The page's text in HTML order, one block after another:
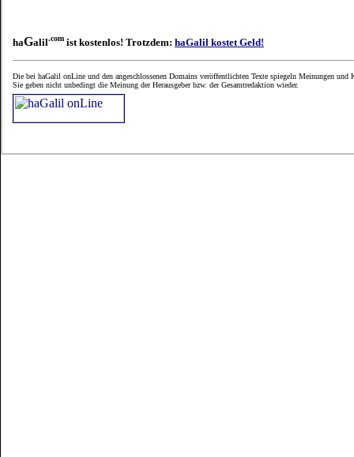
haGalil.com ist kostenlos! Trotzdem: haGalil kostet Geld!
Die bei haGalil onLine und den angeschlossenen Domains veröffentlichten Texte spiegeln Meinungen und
Sie geben nicht unbedingt die Meinung der Herausgeber bzw. der Gesamtredaktion wieder.